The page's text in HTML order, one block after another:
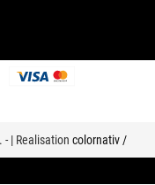
| Realisation colornativ /